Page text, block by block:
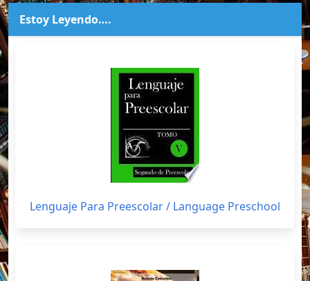
Estoy Leyendo….
Lenguaje Para Preescolar / Language Preschool